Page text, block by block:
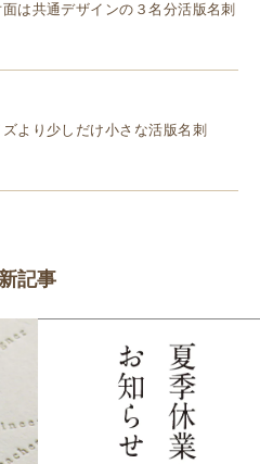
は共通デザインの３名分活版名刺
より少しだけ小さな活版名刺
記事